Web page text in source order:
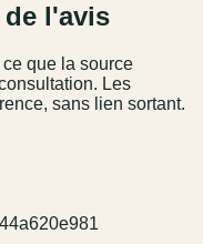
de l'avis
que la source
Les
sans lien sortant.